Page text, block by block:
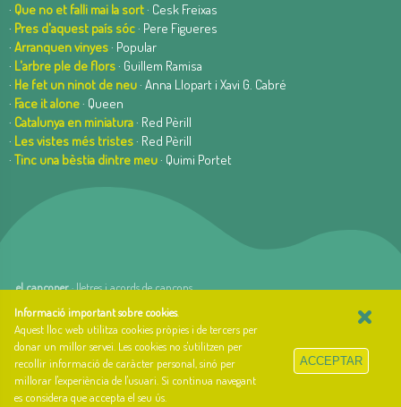
· Que no et falli mai la sort· Cesk Freixas
· Pres d'aquest país sóc· Pere Figueres
· Arranquen vinyes· Popular
· L'arbre ple de flors· Guillem Ramisa
· He fet un ninot de neu· Anna Llopart i Xavi G. Cabré
· Face it alone· Queen
· Catalunya en miniatura· Red Pèrill
· Les vistes més tristes· Red Pèrill
· Tinc una bèstia dintre meu· Quimi Portet
el cançoner· lletres i acords de cançons
web basada en el Gestior de Continguts
creada per arnAu bellavista
Sobre el cançoner
Qui som i quina és la nostra història?
Llibre d'estil
Contacte
Informació important sobre cookies.
Aquest lloc web utilitza cookies pròpies i de tercers per
donar un millor servei. Les cookies no s'utilitzen per
recollir informació de caràcter personal, sinó per
millorar l'experiència de l'usuari. Si continua navegant
es considera que accepta el seu ús.
×
ACCEPTAR